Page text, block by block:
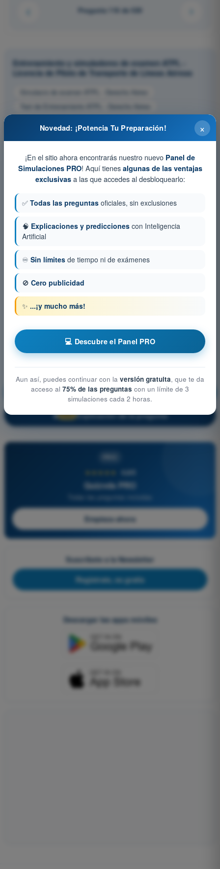
Pregunta 116 de 520
Entrenamiento y simuladores de examen ATPL -
Licencia de Piloto de Transporte de Líneas Aéreas
Simulacro de examen ATPL - Derecho Aéreo
Test de Entrenamiento ATPL - Derecho Aéreo
Derecho Aéreo ¡Entrenamiento!
🔒 PRO Explicación de la pregunta
4,6/5
Quizvds PRO
Empieza ahora
Suscríbete a la Newsletter
Regístrate, es gratis
Descargar las apps móviles
×
Novedad: ¡Potencia Tu Preparación!
¡En el sitio ahora encontrarás nuestro nuevo Panel de
Simulaciones PRO! Aquí tienes algunas de las ventajas
exclusivasa las que accedes al desbloquearlo:
✅ Todas las preguntas oficiales, sin exclusiones
🧠 Explicaciones y predicciones con Inteligencia
Artificial
♾️ Sin límites de tiempo ni de exámenes
🚫 Cero publicidad
✨ ...¡y mucho más!
💻 Descubre el Panel PRO
Aun así, puedes continuar con la versión gratuita, que te da
acceso al 75% de las preguntas con un límite de 3
simulaciones cada 2 horas.